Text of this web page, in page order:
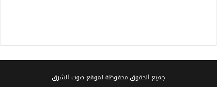
جميع الحقوق محفوظة لموقع صوت الشرق